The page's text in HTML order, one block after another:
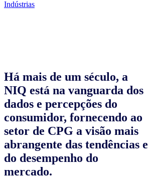
Indústrias
Há mais de um século, a
NIQ está na vanguarda dos
dados e percepções do
consumidor, fornecendo ao
setor de CPG a visão mais
abrangente das tendências e
do desempenho do
mercado.